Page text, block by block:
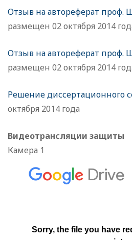
Отзыв на автореферат проф.
размещен 02 октября 2014
Отзыв на автореферат проф.
размещен 02 октября 2014
Решение диссертационного
октября 2014 года
Видеотрансляции защиты
Камера 1